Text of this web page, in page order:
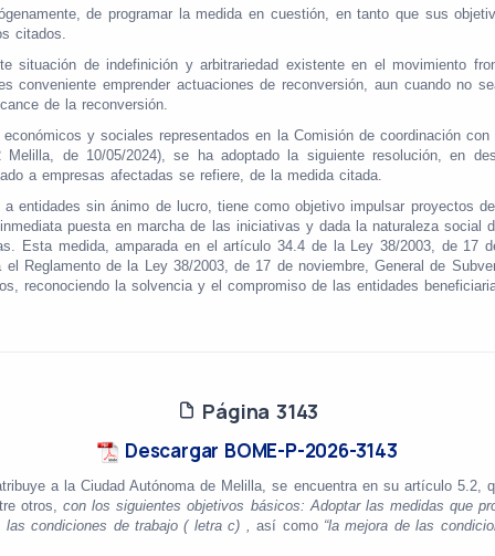
de programar la medida en cuestión, en tanto que sus
citados.
situación de indefinición y arbitrariedad existente en el movimiento
conveniente emprender actuaciones de reconversión, aun cuando no
de la reconversión.
y sociales representados en la Comisión de coordinación
Melilla, de 10/05/2024), se ha adoptado la siguiente resolución, en
a empresas afectadas se refiere, de la medida citada.
entidades sin ánimo de lucro, tiene como objetivo impulsar proyectos
puesta en marcha de las iniciativas y dada la naturaleza social
Esta medida, amparada en el artículo 34.4 de la Ley 38/2003, de 17
Reglamento de la Ley 38/2003, de 17 de noviembre, General de
reconociendo la solvencia y el compromiso de las entidades
Página 3143
Descargar BOME-P-2026-3143
a la Ciudad Autónoma de Melilla, se encuentra en su artículo 5.2,
otros,con los siguientes objetivos básicos: Adoptar las medidas que
las condiciones de trabajo ( letra c) ,así como “la mejora de las